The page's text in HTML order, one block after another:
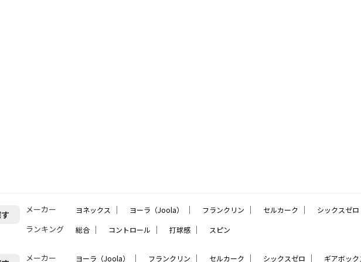
メーカー ヨネックス ｜ ヨーラ（Joola） ｜ フランクリン ｜ セルカーク ｜ シックスゼロ
ランキング 総合 ｜ コントロール ｜ 打球感 ｜ スピン
メーカー ヨーラ（Joola） ｜ フランクリン ｜ セルカーク ｜ シックスゼロ ｜ ギアボック